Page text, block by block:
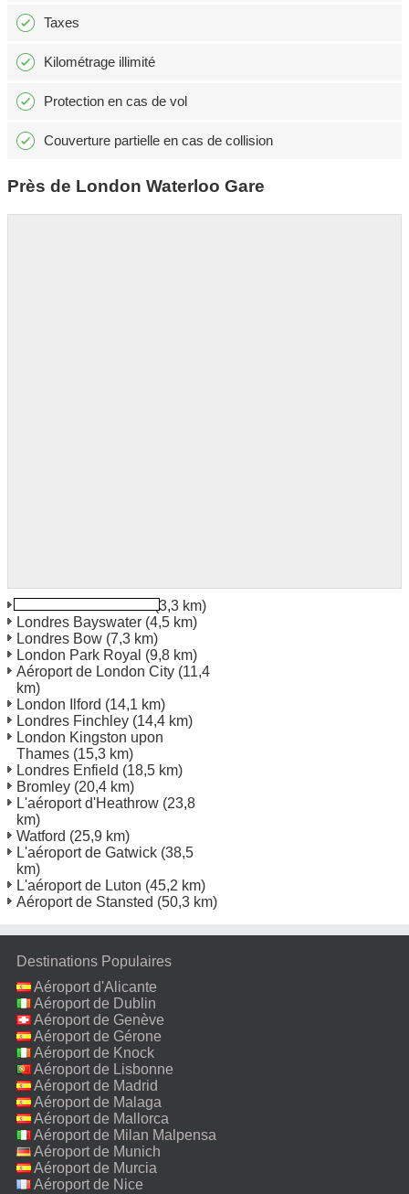
Taxes
Kilométrage illimité
Protection en cas de vol
Couverture partielle en cas de collision
Près de London Waterloo Gare
(3,3 km)
Londres Bayswater (4,5 km)
Londres Bow (7,3 km)
London Park Royal (9,8 km)
Aéroport de London City (11,4
km)
London Ilford (14,1 km)
Londres Finchley (14,4 km)
London Kingston upon
Thames (15,3 km)
Londres Enfield (18,5 km)
Bromley (20,4 km)
L'aéroport d'Heathrow (23,8
km)
Watford (25,9 km)
L'aéroport de Gatwick (38,5
km)
L'aéroport de Luton (45,2 km)
Aéroport de Stansted (50,3 km)
Destinations Populaires
Aéroport d'Alicante
Aéroport de Dublin
Aéroport de Genève
Aéroport de Gérone
Aéroport de Knock
Aéroport de Lisbonne
Aéroport de Madrid
Aéroport de Malaga
Aéroport de Mallorca
Aéroport de Milan Malpensa
Aéroport de Munich
Aéroport de Murcia
Aéroport de Nice